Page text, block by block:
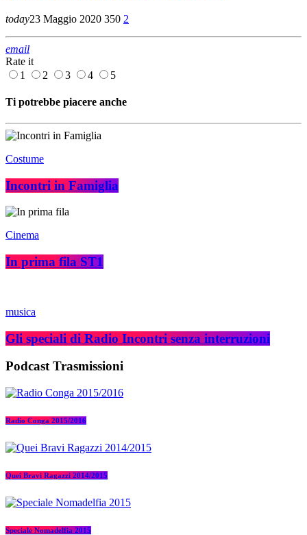
today23 Maggio 2020 350 2
email
Rate it
1
2 3 4 5
Ti potrebbe piacere anche
Costume
Incontri in Famiglia
Cinema
In prima fila ST1
musica
Gli speciali di Radio Incontri senza interruzioni
Podcast Trasmissioni
Radio Conga 2015/2016
Quei Bravi Ragazzi 2014/2015
Speciale Nomadelfia 2015